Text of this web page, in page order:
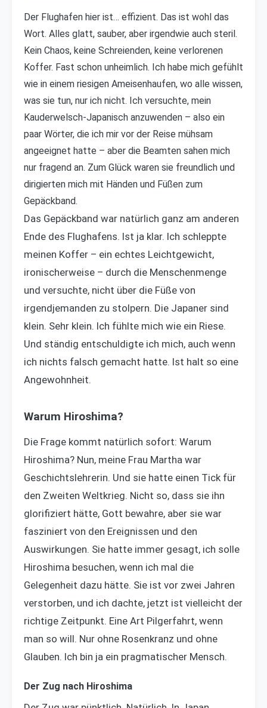
Der Flughafen hier ist… effizient. Das ist wohl das
Wort. Alles glatt, sauber, aber irgendwie auch steril.
Kein Chaos, keine Schreienden, keine verlorenen
Koffer. Fast schon unheimlich. Ich habe mich gefühlt
wie in einem riesigen Ameisenhaufen, wo alle wissen,
was sie tun, nur ich nicht. Ich versuchte, mein
Kauderwelsch-Japanisch anzuwenden – also ein
paar Wörter, die ich mir vor der Reise mühsam
angeeignet hatte – aber die Beamten sahen mich
nur fragend an. Zum Glück waren sie freundlich und
dirigierten mich mit Händen und Füßen zum
Gepäckband.
Das Gepäckband war natürlich ganz am anderen
Ende des Flughafens. Ist ja klar. Ich schleppte
meinen Koffer – ein echtes Leichtgewicht,
ironischerweise – durch die Menschenmenge
und versuchte, nicht über die Füße von
irgendjemanden zu stolpern. Die Japaner sind
klein. Sehr klein. Ich fühlte mich wie ein Riese.
Und ständig entschuldigte ich mich, auch wenn
ich nichts falsch gemacht hatte. Ist halt so eine
Angewohnheit.
Warum Hiroshima?
Die Frage kommt natürlich sofort: Warum
Hiroshima? Nun, meine Frau Martha war
Geschichtslehrerin. Und sie hatte einen Tick für
den Zweiten Weltkrieg. Nicht so, dass sie ihn
glorifiziert hätte, Gott bewahre, aber sie war
fasziniert von den Ereignissen und den
Auswirkungen. Sie hatte immer gesagt, ich solle
Hiroshima besuchen, wenn ich mal die
Gelegenheit dazu hätte. Sie ist vor zwei Jahren
verstorben, und ich dachte, jetzt ist vielleicht der
richtige Zeitpunkt. Eine Art Pilgerfahrt, wenn
man so will. Nur ohne Rosenkranz und ohne
Glauben. Ich bin ja ein pragmatischer Mensch.
Der Zug nach Hiroshima